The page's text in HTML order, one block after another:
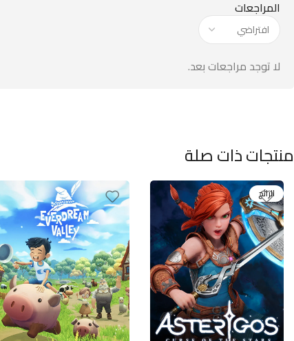
المراجعات
لا توجد مراجعات بعد.
منتجات ذات صلة
الرائج